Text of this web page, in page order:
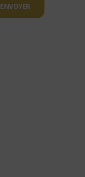
ENVOYER